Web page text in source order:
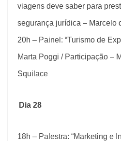
viagens deve saber para
segurança jurídica – Marcelo
20h – Painel: “Turismo de
Marta Poggi / Participação –
Squilace
Dia 28
18h – Palestra: “Marketing e